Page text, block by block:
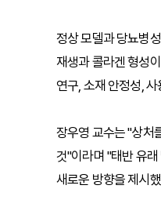
정상 모델과 당뇨병
재생과 콜라겐 형성
연구, 소재 안정성,
장우영 교수는 "상처
것"이라며 "태반 유
새로운 방향을 제시